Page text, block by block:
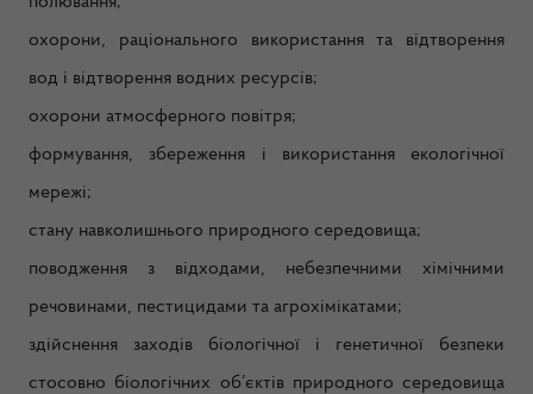
охорони, раціонального використання та відтворення
вод і відтворення водних ресурсів;
охорони атмосферного повітря;
формування, збереження і використання екологічної
мережі;
стану навколишнього природного середовища;
поводження з відходами, небезпечними хімічними
речовинами, пестицидами та агрохімікатами;
здійснення заходів біологічної і генетичної безпеки
стосовно біологічних об’єктів природного середовища